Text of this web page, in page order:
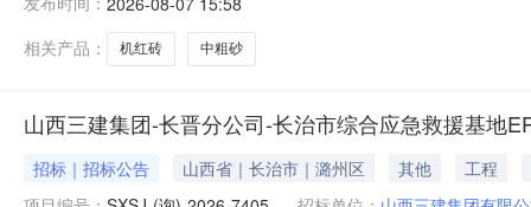
创业园标准化厂房一期工程施工第一标段（A区厂房）
相关产品：
机红砖 中粗砂
山西三建集团-长晋分公司-长治市综合应急救援基地
招标｜招标公告 山西省｜长治市｜潞州区 其他
工程